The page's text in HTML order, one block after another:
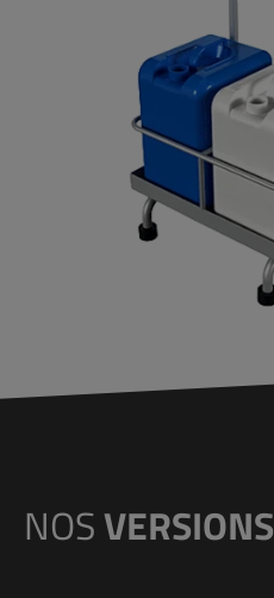
NOSVERSIONS